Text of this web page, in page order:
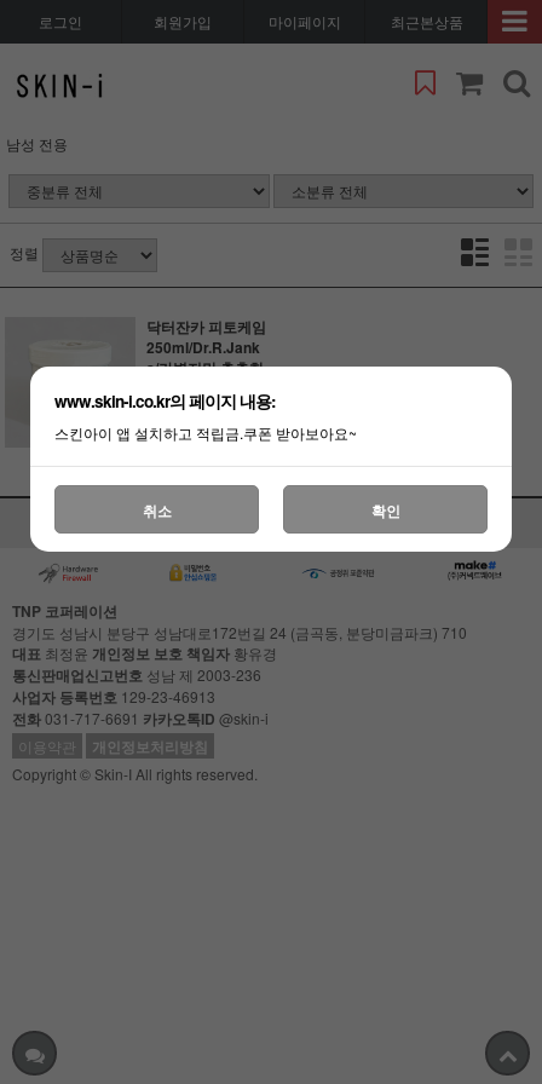
로그인 회원가입 마이페이지 최근본상품
남성 전용
정렬
닥터잔카 피토케임
250ml/Dr.R.Jank
a/가볍지만 촉촉한
(품절)
TNP 코퍼레이션
경기도 성남시 분당구 성남대로172번길 24 (금곡동, 분당미금파크) 710
대표 최정윤 개인정보 보호 책임자 황유경
통신판매업신고번호 성남 제 2003-236
사업자 등록번호 129-23-46913
전화031-717-6691 카카오톡ID @skin-i
이용약관
개인정보처리방침
Copyright © Skin-I All rights reserved.
www.skin-i.co.kr의 페이지 내용:
스킨아이 앱 설치하고 적립금.쿠폰 받아보아요~
취소 확인